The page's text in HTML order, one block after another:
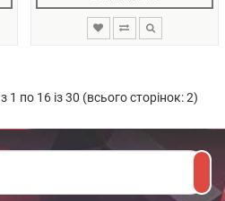
1 по 16 із 30 (всього сторінок: 2)